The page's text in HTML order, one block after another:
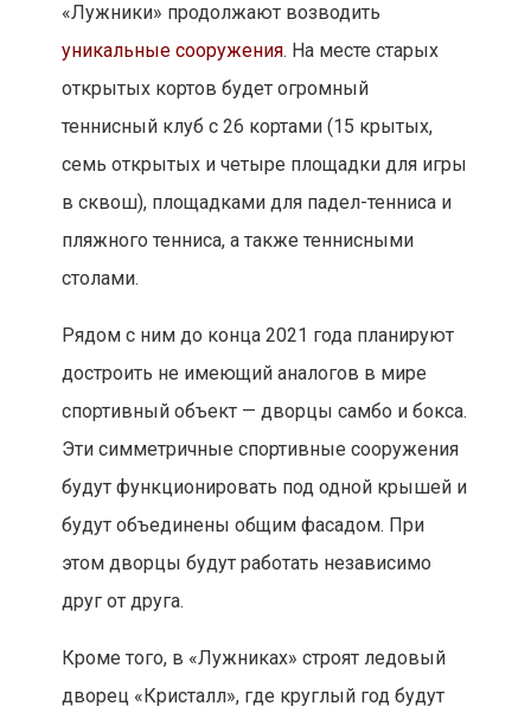
«Лужники» продолжают возводить
уникальные сооружения. На месте старых
открытых кортов будет огромный
теннисный клуб с 26 кортами (15 крытых,
семь открытых и четыре площадки для игры
в сквош), площадками для падел-тенниса и
пляжного тенниса, а также теннисными
столами.
Рядом с ним до конца 2021 года планируют
достроить не имеющий аналогов в мире
спортивный объект — дворцы самбо и бокса.
Эти симметричные спортивные сооружения
будут функционировать под одной крышей и
будут объединены общим фасадом. При
этом дворцы будут работать независимо
друг от друга.
Кроме того, в «Лужниках» строят ледовый
дворец «Кристалл», где круглый год будут